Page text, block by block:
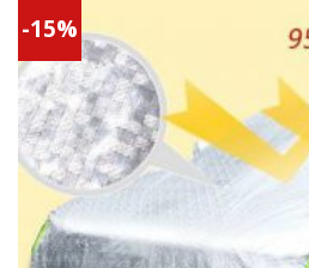
-15%